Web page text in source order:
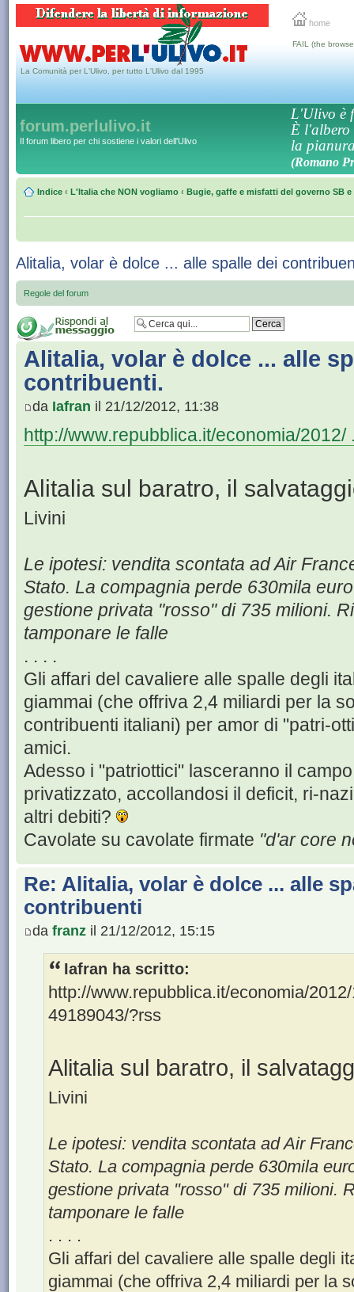
home
La Comunità per L'Ulivo, per tutto L'Ulivo dal 1995
FAIL (the
forum.perlulivo.it
Il forum libero per chi sostiene i valori dell'Ulivo
L'Ulivo è
È l'albero
la
(Romano
Indice ‹ L'Italia che NON vogliamo ‹ Bugie, gaffe e misfatti del governo SB e
Alitalia, volar è dolce ... alle spalle dei
Regole del forum
Alitalia, volar è dolce ... alle
contribuenti.
da Iafran il 21/12/2012, 11:38
http://www.repubblica.it/economia/2012/
Alitalia sul baratro, il
Livini
Le ipotesi: vendita scontata ad Air
Stato. La compagnia perde 630mila
gestione privata "rosso" di 735 milioni.
tamponare le falle
. . . .
Gli affari del cavaliere alle spalle degli
giammai (che offriva 2,4 miliardi per la
contribuenti italiani) per amor di "patri-
amici.
Adesso i "patriottici" lasceranno il
privatizzato, accollandosi il deficit, ri-
altri debiti?
Cavolate su cavolate firmate "d'ar core
Re: Alitalia, volar è dolce ... alle
contribuenti
da franz il 21/12/2012, 15:15
Iafran ha scritto:
http://www.repubblica.it/economia/
49189043/?rss
Alitalia sul baratro, il
Livini
Le ipotesi: vendita scontata ad Air
Stato. La compagnia perde 630mila
gestione privata "rosso" di 735 milioni.
tamponare le falle
. . . .
Gli affari del cavaliere alle spalle degli
giammai (che offriva 2,4 miliardi per la